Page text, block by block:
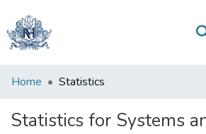
Communities
Collections
Home Statistics
Statistics for Systems